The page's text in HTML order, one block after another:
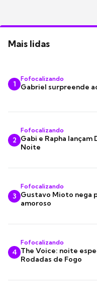
Mais lidas
1
Fofocalizando
Gabriel surpreende
2
Fofocalizando
Gabi e Rapha
Noite
3
Fofocalizando
Gustavo Mioto nega
amoroso
4
Fofocalizando
The Voice: noite
Rodadas de Fogo